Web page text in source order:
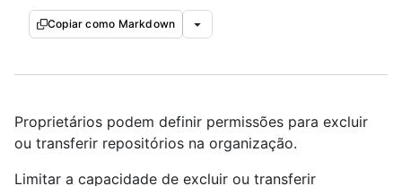
Copiar como Markdown
Proprietários podem definir permissões para excluir
ou transferir repositórios na organização.
Limitar a capacidade de excluir ou transferir